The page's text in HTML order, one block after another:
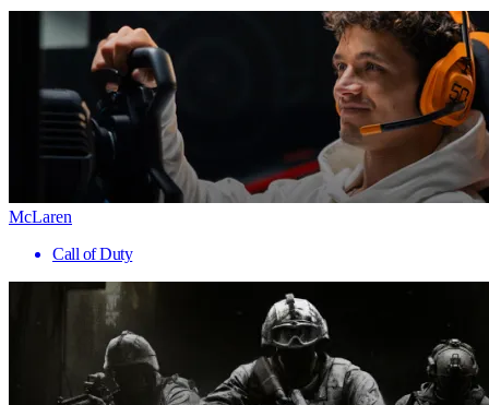
McLaren
Call of Duty